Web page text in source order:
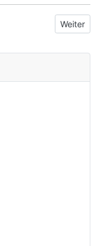
Nächster
Weiter